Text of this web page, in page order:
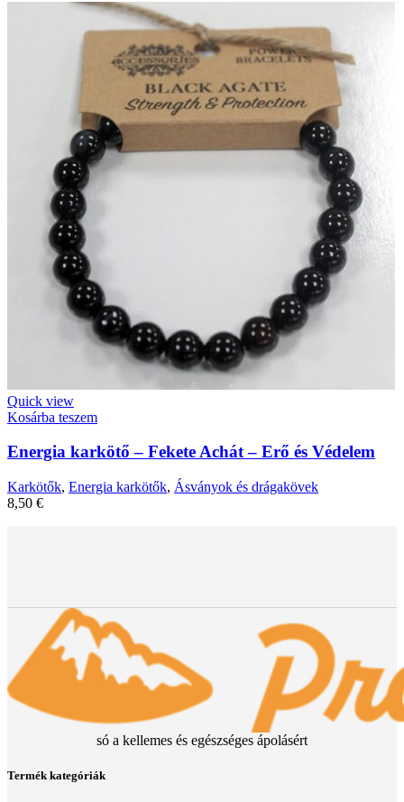
Quick view
Kosárba teszem
Energia karkötő – Fekete Achát – Erő és Védelem
Karkötők, Energia karkötők, Ásványok és drágakövek
8,50 €
só a kellemes és egészséges ápolásért
Termék kategóriák